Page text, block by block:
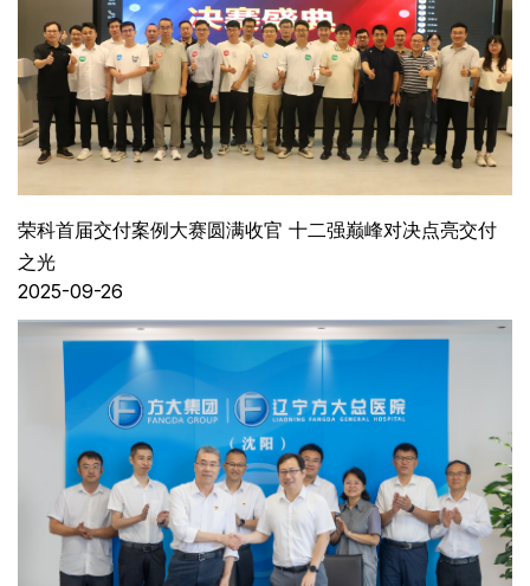
荣科首届交付案例大赛圆满收官 十二强巅峰对决点亮交付
之光
2025-09-26